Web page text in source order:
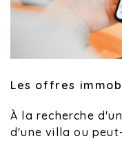
Les offres
À la recherche
d'une villa ou